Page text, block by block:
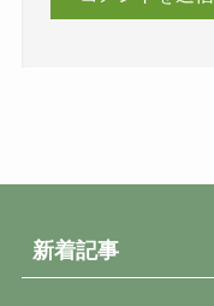
新着記事